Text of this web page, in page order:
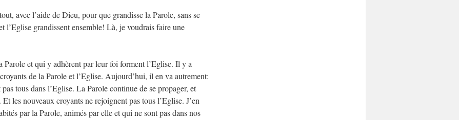
avec l’aide de Dieu, pour que grandisse la Parole, sans se
l’Eglise grandissent ensemble! Là, je voudrais faire une
et qui y adhèrent par leur foi forment l’Eglise. Il y a
de la Parole et l’Eglise. Aujourd’hui, il en va autrement:
tous dans l’Eglise. La Parole continue de se propager, et
les nouveaux croyants ne rejoignent pas tous l’Eglise. J’en
par la Parole, animés par elle et qui ne sont pas dans nos